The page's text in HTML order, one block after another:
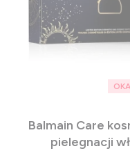
Balmain Care